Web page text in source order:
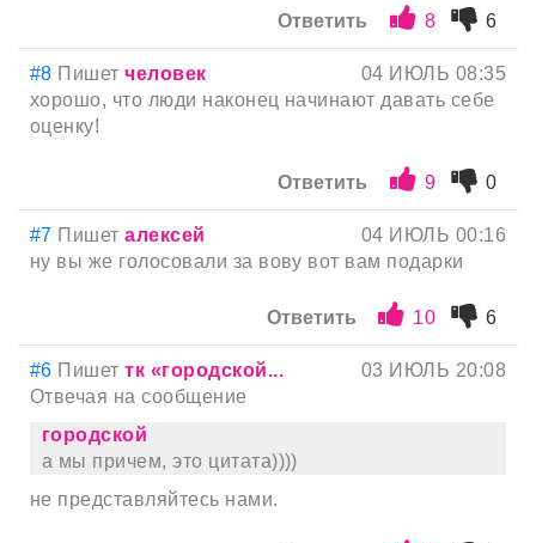
Ответить 8 6
#8 Пишетчеловек
04 ИЮЛЬ 08:35
хорошо, что люди наконец начинают давать себе
оценку!
Ответить 9 0
#7 Пишеталексей
04 ИЮЛЬ 00:16
ну вы же голосовали за вову вот вам подарки
Ответить 10 6
#6 Пишеттк «городской...
03 ИЮЛЬ 20:08
Отвечая на сообщение
городской
а мы причем, это цитата))))
не представляйтесь нами.